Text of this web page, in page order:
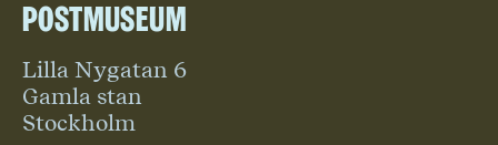
Postmuseum
Lilla Nygatan 6
Gamla stan
Stockholm